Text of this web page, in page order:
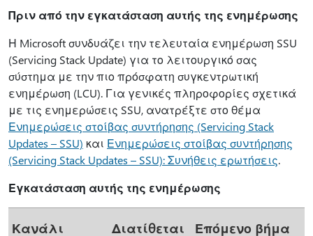
Πριν από την εγκατάσταση αυτής της ενημέρωσης
Η Microsoft συνδυάζει την τελευταία ενημέρωση SSU
(Servicing Stack Update) για το λειτουργικό σας
σύστημα με την πιο πρόσφατη συγκεντρωτική
ενημέρωση (LCU). Για γενικές πληροφορίες σχετικά
με τις ενημερώσεις SSU, ανατρέξτε στο θέμα
Ενημερώσεις στοίβας συντήρησης (Servicing Stack
Updates – SSU) και Ενημερώσεις στοίβας συντήρησης
(Servicing Stack Updates – SSU): Συνήθεις ερωτήσεις.
Εγκατάσταση αυτής της ενημέρωσης
Κανάλι
Διατίθεται Επόμενο βήμα